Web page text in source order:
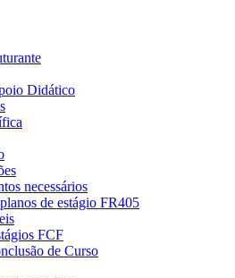
Didático
necessários
de estágio FR405
FCF
de Curso